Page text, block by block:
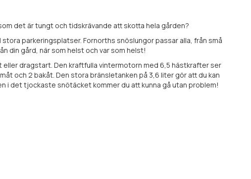
det är tungt och tidskrävande att skotta hela gården?
parkeringsplatser. Fornorths snöslungor passar alla, från små
din gård, när som helst och var som helst!
dragstart. Den kraftfulla vintermotorn med 6,5 hästkrafter ser
och 2 bakåt. Den stora bränsletanken på 3,6 liter gör att du kan
i det tjockaste snötäcket kommer du att kunna gå utan problem!